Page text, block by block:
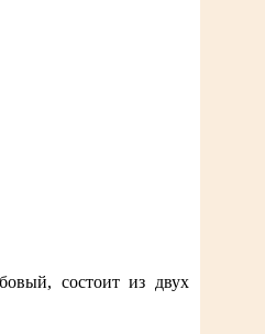
состоит из двух